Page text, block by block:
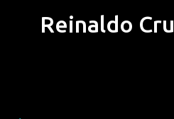
Reinaldo